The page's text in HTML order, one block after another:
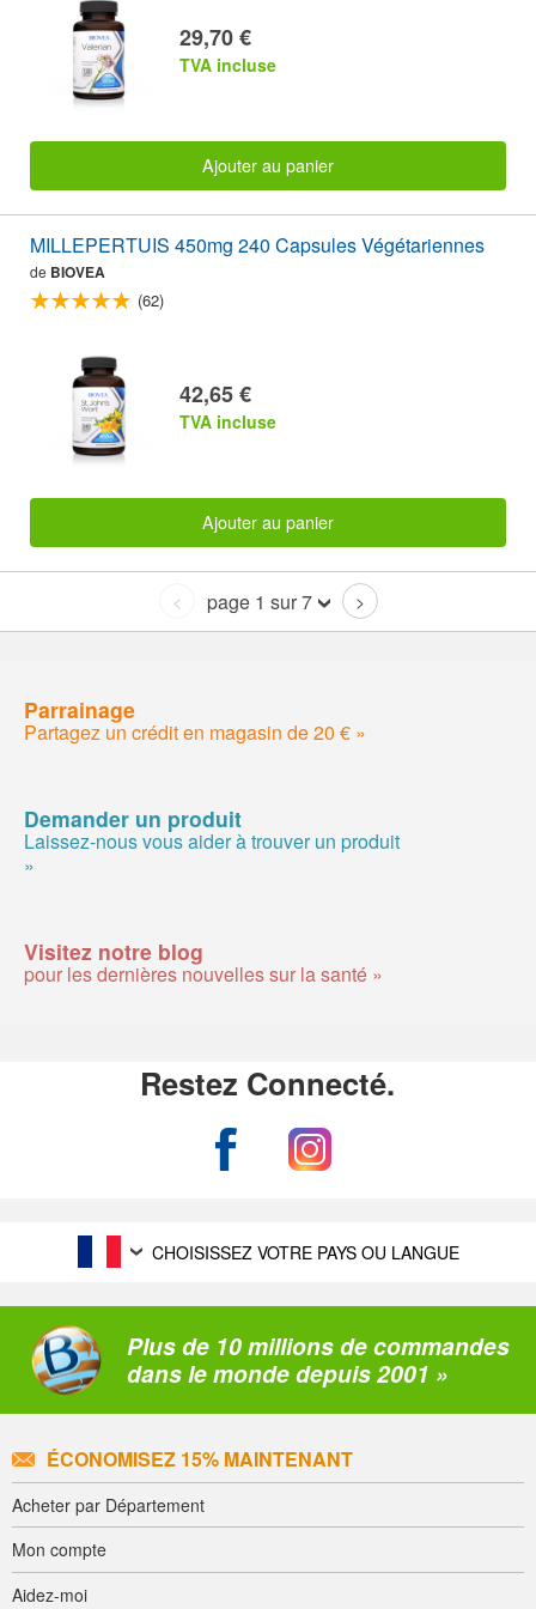
29,70 €
TVA incluse
Ajouter au panier
MILLEPERTUIS 450mg 240 Capsules Végétariennes
de BIOVEA
(62)
42,65 €
TVA incluse
Ajouter au panier
< page 1 sur 7 >
Parrainage
Partagez un crédit en magasin de 20 € »
Demander un produit
Laissez-nous vous aider à trouver un produit
»
Visitez notre blog
pour les dernières nouvelles sur la santé »
Restez Connecté.
CHOISISSEZ VOTRE PAYS OU LANGUE
Plus de 10 millions de commandes
dans le monde depuis 2001 »
ÉCONOMISEZ 15% MAINTENANT
Acheter par Département
Mon compte
Aidez-moi